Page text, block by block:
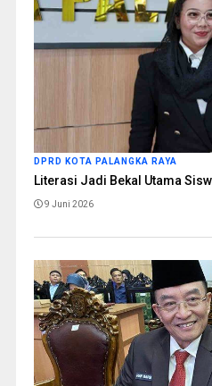
DPRD KOTA PALANGKA RAYA
Literasi Jadi Bekal Utama
9 Juni 2026